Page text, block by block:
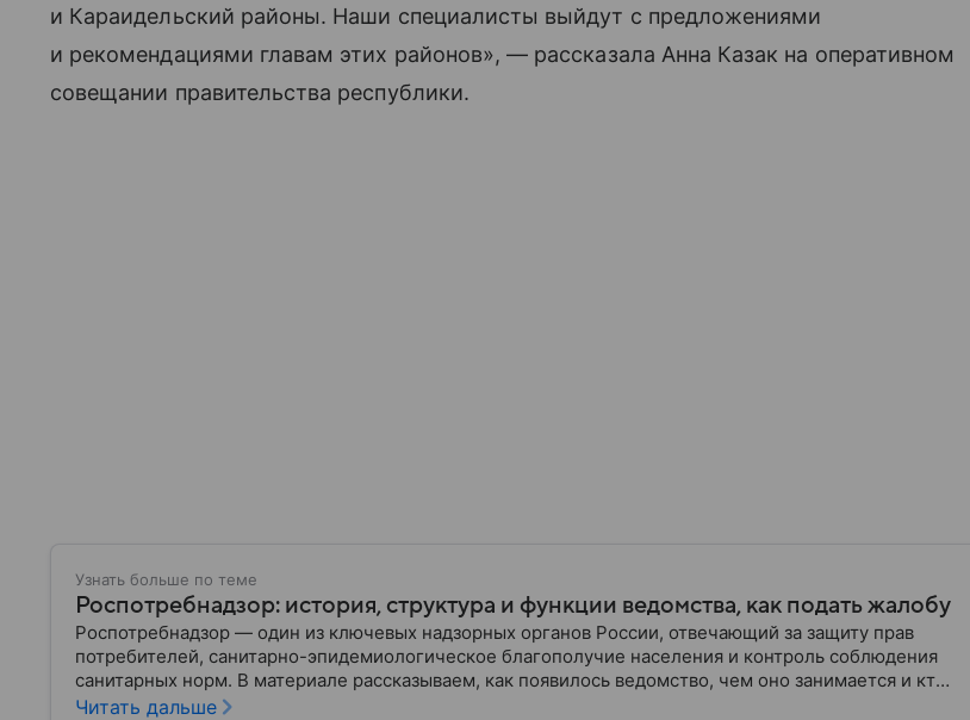
и Караидельский районы. Наши специалисты выйдут с предложениями
и рекомендациями главам этих районов», — рассказала Анна Казак на оперативном
совещании правительства республики.
Узнать больше по теме
Роспотребнадзор: история, структура и функции ведомства, как подать жалобу
Роспотребнадзор — один из ключевых надзорных органов России, отвечающий за защиту прав
потребителей, санитарно-эпидемиологическое благополучие населения и контроль соблюдения
санитарных норм. В материале рассказываем, как появилось ведомство, чем оно занимается и кто
руководит им сегодня.
Читать дальше